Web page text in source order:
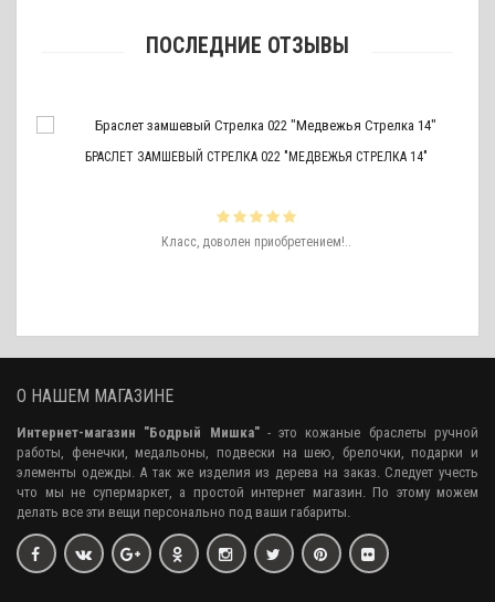
ПОСЛЕДНИЕ ОТЗЫВЫ
БРАСЛЕТ ЗАМШЕВЫЙ СТРЕЛКА 022 "МЕДВЕЖЬЯ СТРЕЛКА 14"
Класс, доволен приобретением!..
О НАШЕМ МАГАЗИНЕ
Интернет-магазин "Бодрый Мишка"- это кожаные браслеты ручной
работы, фенечки, медальоны, подвески на шею, брелочки, подарки и
элементы одежды. А так же изделия из дерева на заказ. Следует учесть
что мы не супермаркет, а простой интернет магазин. По этому можем
делать все эти вещи персонально под ваши габариты.